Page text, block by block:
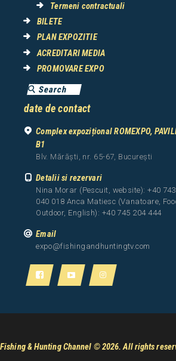
Termeni contractuali
BILETE
PLAN EXPOZITIE
ACREDITARI MEDIA
PROMOVARE EXPO
date de contact
Complex expozițional ROMEXPO,
B1
Blv. Mărăști, nr. 65-67, București
Detalii si rezervari
Nina Morar (Pescuit, website): +40 743
040 018 Anca Matiesc (Vanatoare,
Outdoor, English): +40 745 204 444
Email
expo@fishingandhuntingtv.com
Fishing & Hunting Channel © 2026. All rights